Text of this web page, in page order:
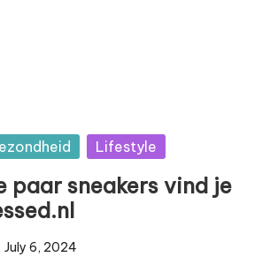
Lifestyle
paar sneakers vind je
July 6, 2024